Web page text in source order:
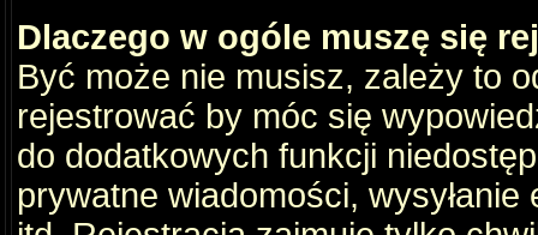
Dlaczego w ogóle muszę się
Być może nie musisz, zależy to
rejestrować by móc się
do dodatkowych funkcji
prywatne wiadomości,